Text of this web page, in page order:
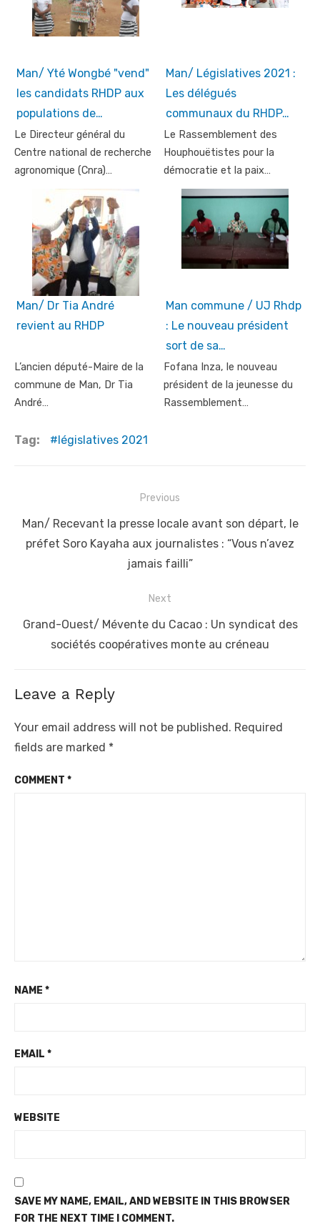
Man/ Yté Wongbé "vend"
les candidats RHDP aux
populations de…
Le Directeur général du
Centre national de recherche
agronomique (Cnra)…
Man/ Législatives 2021 :
Les délégués
communaux du RHDP…
Le Rassemblement des
Houphouëtistes pour la
démocratie et la paix…
Man/ Dr Tia André
revient au RHDP
L’ancien député-Maire de la
commune de Man, Dr Tia
André…
Man commune / UJ Rhdp
: Le nouveau président
sort de sa…
Fofana Inza, le nouveau
président de la jeunesse du
Rassemblement…
Tag: législatives 2021
navigation
Previous
Previous
post:
Man/ Recevant la presse locale avant son départ, le
préfet Soro Kayaha aux journalistes : “Vous n’avez
jamais failli”
Next
Next
Grand-Ouest/ Mévente du Cacao : Un syndicat des
sociétés coopératives monte au créneau
Leave a Reply
Your email address will not be published. Required
fields are marked *
COMMENT *
NAME *
EMAIL *
WEBSITE
SAVE MY NAME, EMAIL, AND WEBSITE IN THIS BROWSER
FOR THE NEXT TIME I COMMENT.